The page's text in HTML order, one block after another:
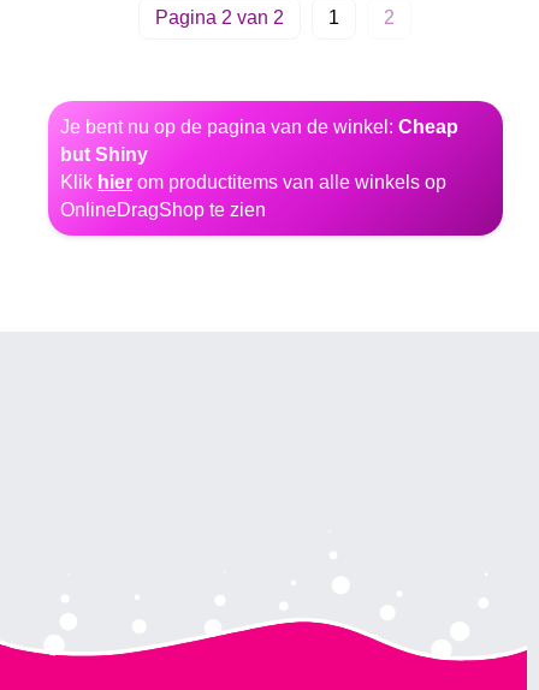
Pagina 2 van 2 1 2
Je bent nu op de pagina van de winkel: Cheap
but Shiny
Klik hier om productitems van alle winkels op
OnlineDragShop te zien